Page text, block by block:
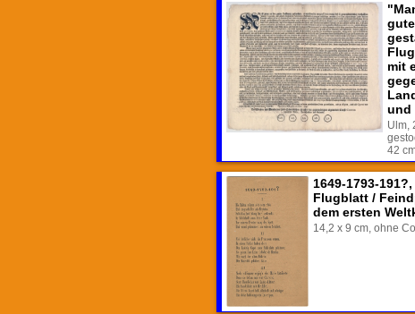
mit
und
Ulm,
42
1649-1793-
Flugblatt /
dem ersten
14,2 x 9 cm, ohne